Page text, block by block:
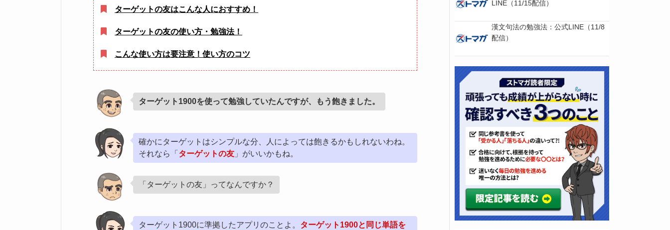
ターゲットの友はこんな人におすすめ！
ターゲットの友の使い方・勉強法！
こんな使い方は要注意！使い方のコツ
ターゲット1900を使って勉強していたんですが、もう飽きました。
確かにターゲットはシンプルな分、人によっては飽きるかもしれないわね。
それなら「 ターゲットの友 」がいいかもね。
「ターゲットの友」ってなんですか？
ターゲット1900に準拠したアプリのことよ。 ターゲット1900と同じ単語を
LINE（11/15配信）
漢文句法の勉強法：公式LINE（11/8
配信）